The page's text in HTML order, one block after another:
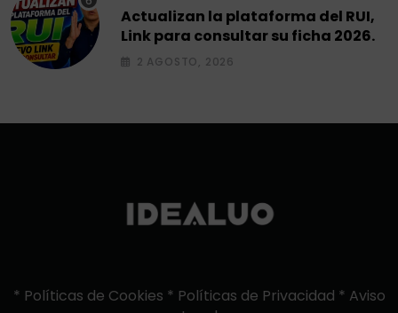
Actualizan la plataforma del RUI,
Link para consultar su ficha 2026.
2 AGOSTO, 2026
* Políticas de Cookies * Políticas de Privacidad * Aviso